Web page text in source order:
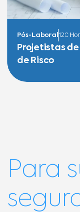
Pós-Laboral 120
Projetistas de
de Risco
Para